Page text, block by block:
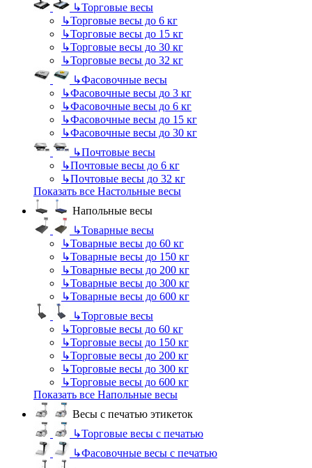
↳Торговые весы
↳Торговые весы до 6 кг
↳Торговые весы до 15 кг
↳Торговые весы до 30 кг
↳Торговые весы до 32 кг
↳Фасовочные весы
↳Фасовочные весы до 3 кг
↳Фасовочные весы до 6 кг
↳Фасовочные весы до 15 кг
↳Фасовочные весы до 30 кг
↳Почтовые весы
↳Почтовые весы до 6 кг
↳Почтовые весы до 32 кг
Показать все Настольные весы
Напольные весы
↳Товарные весы
↳Товарные весы до 60 кг
↳Товарные весы до 150 кг
↳Товарные весы до 200 кг
↳Товарные весы до 300 кг
↳Товарные весы до 600 кг
↳Торговые весы
↳Торговые весы до 60 кг
↳Торговые весы до 150 кг
↳Торговые весы до 200 кг
↳Торговые весы до 300 кг
↳Торговые весы до 600 кг
Показать все Напольные весы
Весы с печатью этикеток
↳Торговые весы с печатью
↳Фасовочные весы с печатью